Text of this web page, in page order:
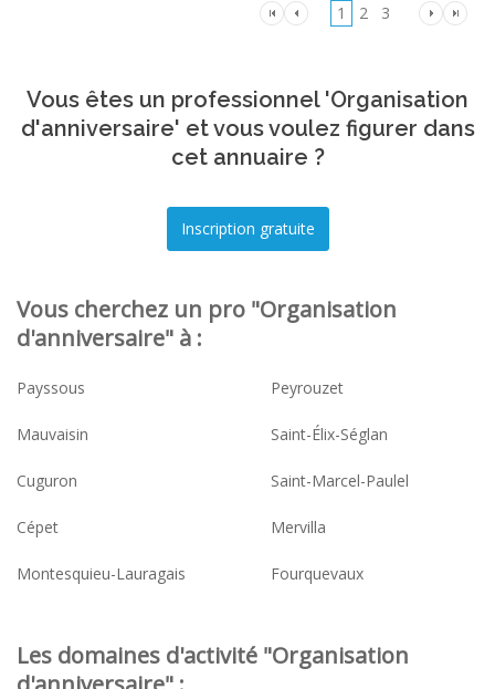
1 2 3
Vous êtes un professionnel 'Organisation
d'anniversaire' et vous voulez figurer dans
cet annuaire ?
Vous cherchez un pro "Organisation
d'anniversaire" à :
Payssous Peyrouzet
Mauvaisin Saint-Élix-Séglan
Cuguron Saint-Marcel-Paulel
Cépet Mervilla
Montesquieu-Lauragais Fourquevaux
Les domaines d'activité "Organisation